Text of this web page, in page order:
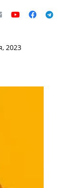
2023